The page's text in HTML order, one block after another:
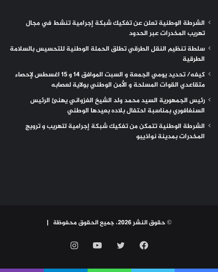
الشرطة الوطنية تعلن عن تفكيك شبكة إجرامية تنشط في مجال
تهريب المخدرات عبر الحدود
سلطة تنظيم النقل الطرقي تطلق الحملة الوطنية للتحسيس بالسلامة
الطرقية
كيفه/ تحديد يومي الجمعة و السبت الموافق 14 و 15 اغسطس لإحصاء
متقاعدي القوات المسلحة و الأمن الوطني بولاية لعصابه
رئيس الجمهورية السيد محمد ولد الشيخ الغزواني يهنئ الرئيس
السنغافوري بمناسبة احتفال بلاده بعيدها الوطني
الشرطة الوطنية تتمكن من تفكيك شبكة إجرامية لتهريب و ترويج
المخدرات بمدينة نواذيبو
© حقوق النشر 2026، جميع الحقوق محفوظة |
فيسبوك تويتر يوتيوب